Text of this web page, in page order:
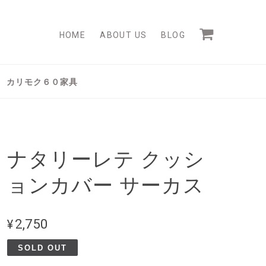
HOME ABOUT US BLOG
カリモク６０家具
ナタリーレテ クッシ
ョンカバー サーカス
¥2,750
SOLD OUT